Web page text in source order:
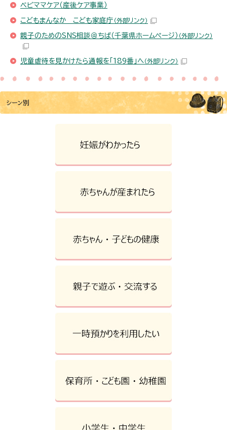
ベビママケア（産後ケア事業）
こどもまんなか こども家庭庁 （外部リンク）
親子のためのSNS相談＠ちば（千葉県ホームページ） （外部リンク）
児童虐待を見かけたら通報を「189番」へ（外部リンク）